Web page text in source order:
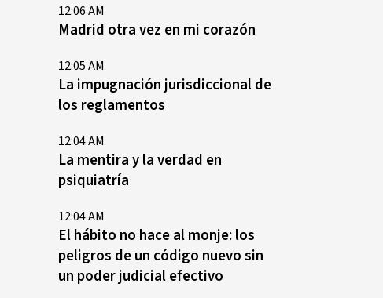
12:06 AM
Madrid otra vez en mi corazón
12:05 AM
La impugnación jurisdiccional de
los reglamentos
12:04 AM
La mentira y la verdad en
psiquiatría
12:04 AM
El hábito no hace al monje: los
peligros de un código nuevo sin
un poder judicial efectivo